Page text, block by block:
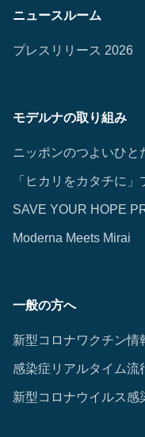
ニュースルーム
プレスリリース 2026
モデルナの取り組み
ニッポンのつよいひと
「ヒカリをカタチに」
SAVE YOUR HOPE
Moderna Meets Mirai
一般の方へ
新型コロナワクチン情
感染症リアルタイム流
新型コロナウイルス感